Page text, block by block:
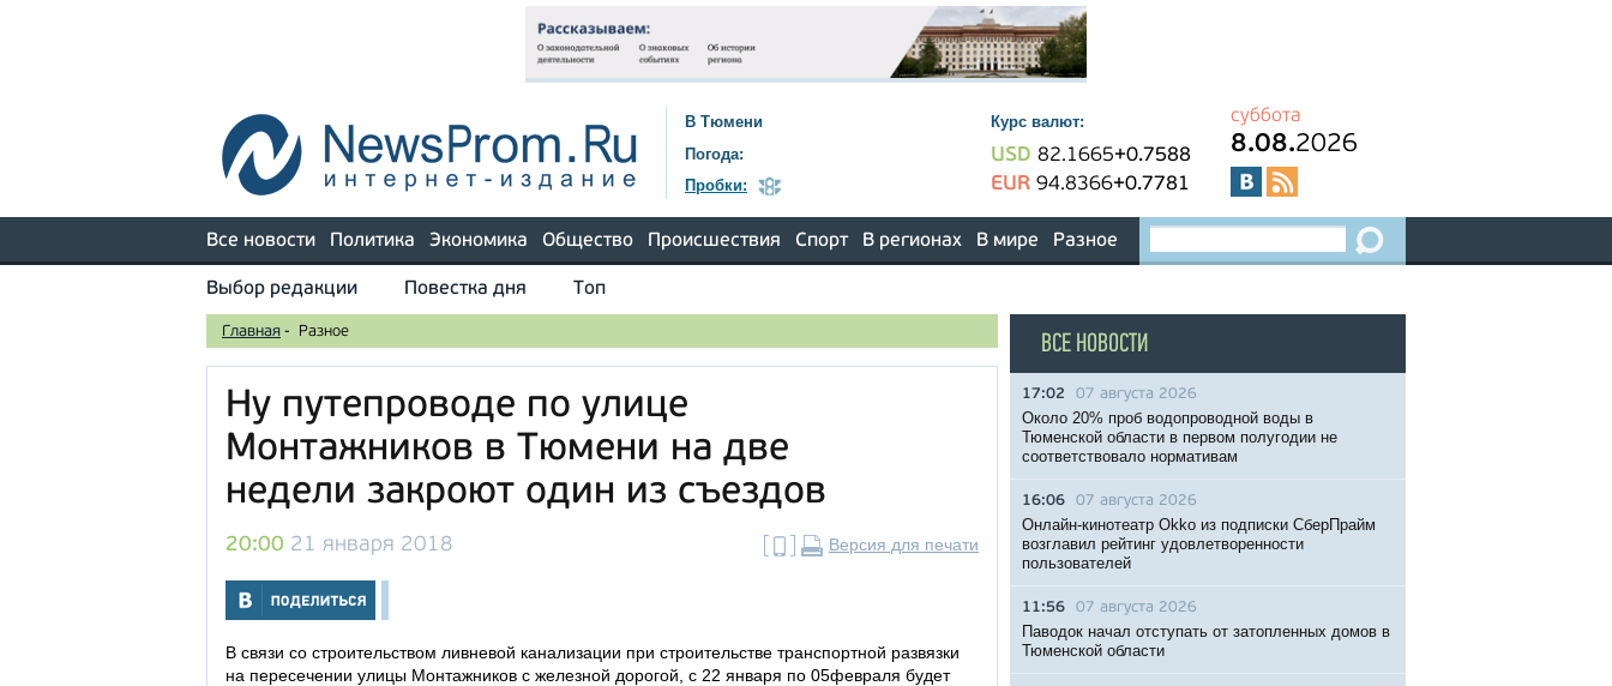
В Тюмени
Погода:
Пробки:
Курс валют:
USD 82.1665+0.7588
EUR 94.8366+0.7781
суббота
8.08.2026
Все новости Политика Экономика Общество Происшествия Спорт В регионах В мире Разное
Выбор редакции Повестка дня Топ
Главная - Разное
Ну путепроводе по улице
Монтажников в Тюмени на две
недели закроют один из съездов
20:00 21 января 2018 Версия для печати
В связи со строительством ливневой канализации при строительстве транспортной развязки
на пересечении улицы Монтажников с железной дорогой, с 22 января по 05февраля будет
ВСЕ НОВОСТИ
17:02 07 августа 2026
Около 20% проб водопроводной воды в
Тюменской области в первом полугодии не
соответствовало нормативам
16:06 07 августа 2026
Онлайн-кинотеатр Okko из подписки СберПрайм
возглавил рейтинг удовлетворенности
пользователей
11:56 07 августа 2026
Паводок начал отступать от затопленных домов в
Тюменской области